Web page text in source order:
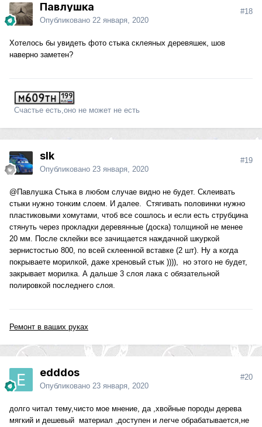
Павлушка
Опубликовано 22 января, 2020
#18
Хотелось бы увидеть фото стыка склеяных деревяшек, шов
наверно заметен?
Счастье есть,оно не может не есть
slk
Опубликовано 23 января, 2020
#19
@ПавлушкаСтыка в любом случае видно не будет. Склеивать
стыки нужно тонким слоем. И далее. Стягивать половинки нужно
пластиковыми хомутами, чтоб все сошлось и если есть струбцина
стянуть через прокладки деревянные (доска) толщиной не менее
20 мм. После склейки все зачищается наждачной шкуркой
зернистостью 800, по всей склеенной вставке (2 шт). Ну а когда
покрываете морилкой, даже хреновый стык )))), но этого не будет,
закрывает морилка. А дальше 3 слоя лака с обязательной
полировкой последнего слоя.
Ремонт в ваших руках
edddos
Опубликовано 23 января, 2020
#20
долго читал тему,чисто мое мнение, да ,хвойные породы дерева
мягкий и дешевый материал ,доступен и легче обрабатывается,не